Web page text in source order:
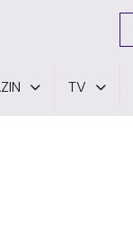
TV